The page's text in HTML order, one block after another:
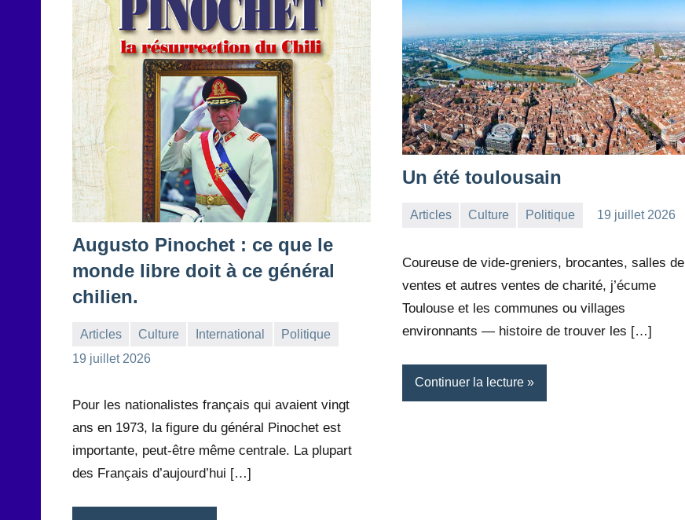
Augusto Pinochet : ce que le
monde libre doit à ce général
chilien.
Articles Culture International
Politique
19 juillet 2026
la
Aucun
Pour les nationalistes français qui avaient vingt
ans en 1973, la figure du général Pinochet est
importante, peut-être même centrale. La plupart
des Français d’aujourd’hui […]
Un été toulousain
Articles Culture Politique
19 juillet 2026
Coureuse de vide-greniers, brocantes, salles de
ventes et autres ventes de charité, j’écume
Toulouse et les communes ou villages
environnants — histoire de trouver les […]
Continuer la lecture